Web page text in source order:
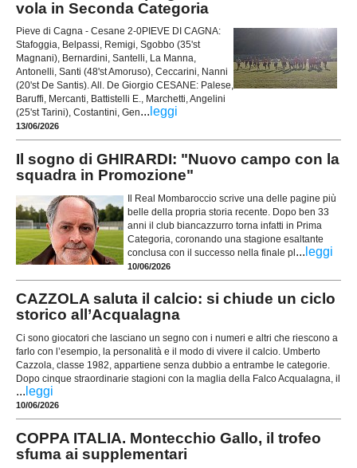
vola in Seconda Categoria
Pieve di Cagna - Cesane 2-0PIEVE DI CAGNA:
Stafoggia, Belpassi, Remigi, Sgobbo (35'st
Magnani), Bernardini, Santelli, La Manna,
Antonelli, Santi (48'st Amoruso), Ceccarini, Nanni
(20'st De Santis). All. De Giorgio CESANE: Palese,
Baruffi, Mercanti, Battistelli E., Marchetti, Angelini
(25'st Tarini), Costantini, Gen... leggi
13/06/2026
Il sogno di GHIRARDI: "Nuovo campo con la
squadra in Promozione"
Il Real Mombaroccio scrive una delle pagine più
belle della propria storia recente. Dopo ben 33
anni il club biancazzurro torna infatti in Prima
Categoria, coronando una stagione esaltante
conclusa con il successo nella finale pl... leggi
10/06/2026
CAZZOLA saluta il calcio: si chiude un ciclo
storico all’Acqualagna
Ci sono giocatori che lasciano un segno con i numeri e altri che riescono a
farlo con l’esempio, la personalità e il modo di vivere il calcio. Umberto
Cazzola, classe 1982, appartiene senza dubbio a entrambe le categorie.
Dopo cinque straordinarie stagioni con la maglia della Falco Acqualagna, il
... leggi
10/06/2026
COPPA ITALIA. Montecchio Gallo, il trofeo
sfuma ai supplementari